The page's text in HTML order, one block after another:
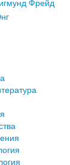
Фрейд